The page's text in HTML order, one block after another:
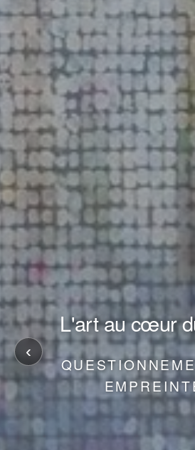
‹
L'art au cœur